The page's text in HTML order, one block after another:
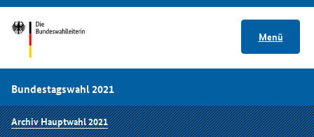
Menü
Bundestagswahl 2021
Archiv Hauptwahl 2021